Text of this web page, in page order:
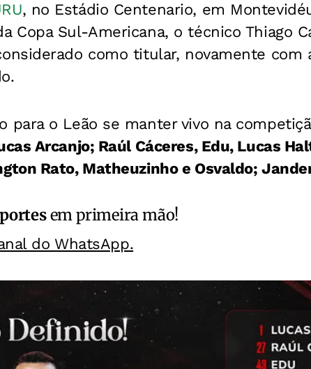
, no Estádio Centenario, em
Copa Sul-Americana, o técnico Thiago
como titular, novamente com
para o Leão se manter vivo na
Arcanjo; Raúl Cáceres, Edu, Lucas
Rato, Matheuzinho e Osvaldo;
em primeira mão!
do WhatsApp.